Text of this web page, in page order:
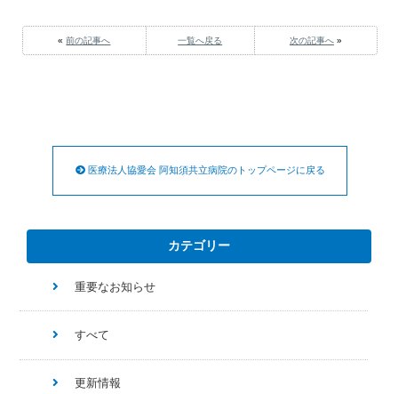
«前の記事へ 一覧へ戻る 次の記事へ»
医療法人協愛会 阿知須共立病院のトップページに戻る
カテゴリー
重要なお知らせ
すべて
更新情報